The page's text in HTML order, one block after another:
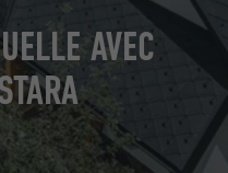
AVEC